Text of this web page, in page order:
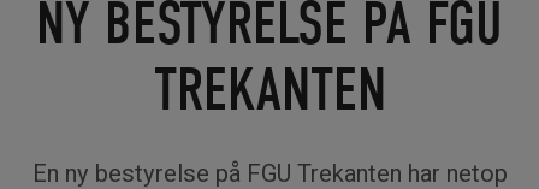
NY BESTYRELSE PÅ FGU
TREKANTEN
En ny bestyrelse på FGU Trekanten har netop